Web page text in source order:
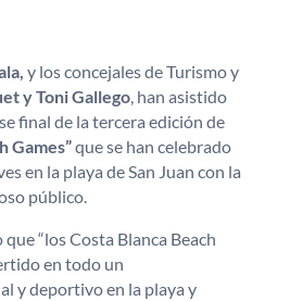
y los concejales de Turismo y
y Toni Gallego, han asistido
final de la tercera edición de
Games”que se han celebrado
en la playa de San Juan con la
público.
“los Costa Blanca Beach
en todo un
y deportivo en la playa y